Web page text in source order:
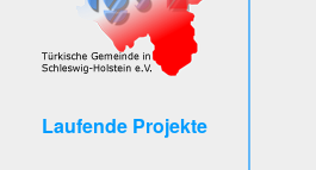
Laufende Projekte